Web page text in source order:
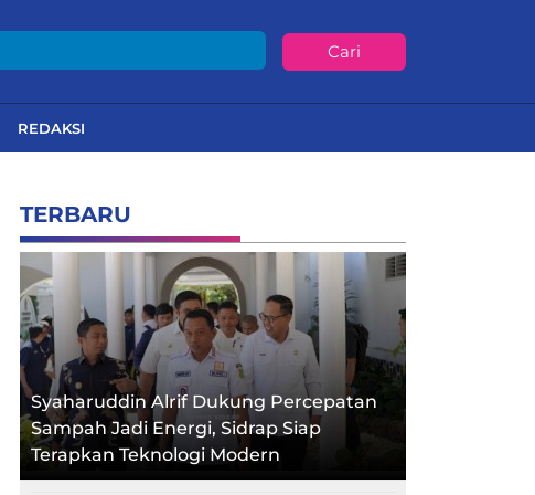
Cari
REDAKSI
TERBARU
Syaharuddin Alrif Dukung Percepatan
Sampah Jadi Energi, Sidrap Siap
Terapkan Teknologi Modern